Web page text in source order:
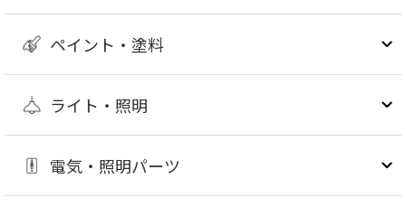
ペイント・塗料
ライト・照明
電気・照明パーツ